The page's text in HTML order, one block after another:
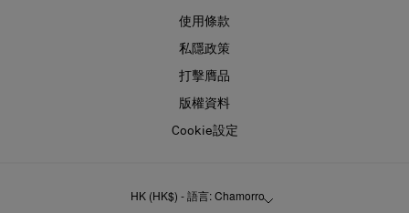
使用條款
私隱政策
打擊膺品
版權資料
Cookie設定
HK (HK$) - 語言: Chamorro